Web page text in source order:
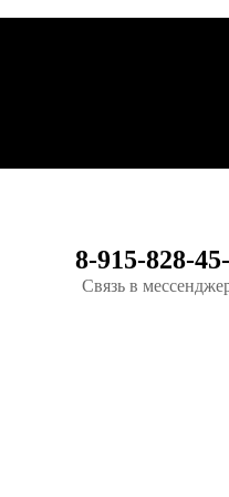
8-915-828-
Связь в